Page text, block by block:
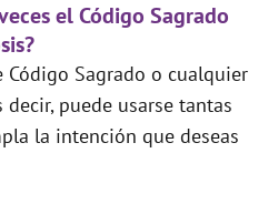
el Código Sagrado
Código Sagrado o cualquier
puede usarse tantas
la intención que deseas